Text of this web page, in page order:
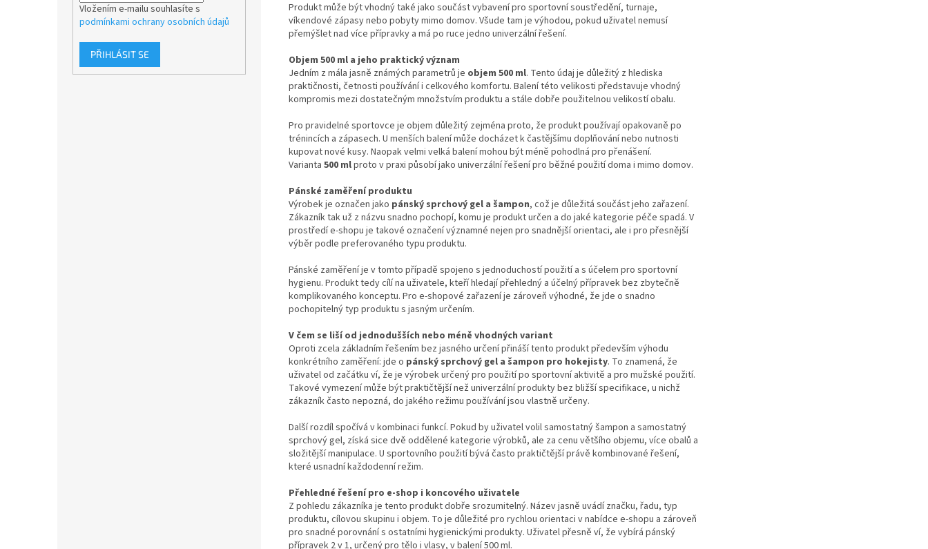
Vložením e-mailu souhlasíte s
podmínkami ochrany osobních údajů
PŘIHLÁSIT SE
Produkt může být vhodný také jako součást vybavení pro sportovní soustředění, turnaje,
víkendové zápasy nebo pobyty mimo domov. Všude tam je výhodou, pokud uživatel nemusí
přemýšlet nad více přípravky a má po ruce jedno univerzální řešení.
Objem 500 ml a jeho praktický význam
Jedním z mála jasně známých parametrů je objem 500 ml. Tento údaj je důležitý z hlediska
praktičnosti, četnosti používání i celkového komfortu. Balení této velikosti představuje vhodný
kompromis mezi dostatečným množstvím produktu a stále dobře použitelnou velikostí obalu.
Pro pravidelné sportovce je objem důležitý zejména proto, že produkt používají opakovaně po
trénincích a zápasech. U menších balení může docházet k častějšímu doplňování nebo nutnosti
kupovat nové kusy. Naopak velmi velká balení mohou být méně pohodlná pro přenášení.
Varianta 500 mlproto v praxi působí jako univerzální řešení pro běžné použití doma i mimo domov.
Pánské zaměření produktu
Výrobek je označen jako pánský sprchový gel a šampon, což je důležitá součást jeho zařazení.
Zákazník tak už z názvu snadno pochopí, komu je produkt určen a do jaké kategorie péče spadá. V
prostředí e-shopu je takové označení významné nejen pro snadnější orientaci, ale i pro přesnější
výběr podle preferovaného typu produktu.
Pánské zaměření je v tomto případě spojeno s jednoduchostí použití a s účelem pro sportovní
hygienu. Produkt tedy cílí na uživatele, kteří hledají přehledný a účelný přípravek bez zbytečně
komplikovaného konceptu. Pro e-shopové zařazení je zároveň výhodné, že jde o snadno
pochopitelný typ produktu s jasným určením.
V čem se liší od jednodušších nebo méně vhodných variant
Oproti zcela základním řešením bez jasného určení přináší tento produkt především výhodu
konkrétního zaměření: jde o pánský sprchový gel a šampon pro hokejisty. To znamená, že
uživatel od začátku ví, že je výrobek určený pro použití po sportovní aktivitě a pro mužské použití.
Takové vymezení může být praktičtější než univerzální produkty bez bližší specifikace, u nichž
zákazník často nepozná, do jakého režimu používání jsou vlastně určeny.
Další rozdíl spočívá v kombinaci funkcí. Pokud by uživatel volil samostatný šampon a samostatný
sprchový gel, získá sice dvě oddělené kategorie výrobků, ale za cenu většího objemu, více obalů a
složitější manipulace. U sportovního použití bývá často praktičtější právě kombinované řešení,
které usnadní každodenní režim.
Přehledné řešení pro e-shop i koncového uživatele
Z pohledu zákazníka je tento produkt dobře srozumitelný. Název jasně uvádí značku, řadu, typ
produktu, cílovou skupinu i objem. To je důležité pro rychlou orientaci v nabídce e-shopu a zároveň
pro snadné porovnání s ostatními hygienickými produkty. Uživatel přesně ví, že vybírá pánský
přípravek 2 v 1, určený pro tělo i vlasy, v balení 500 ml.